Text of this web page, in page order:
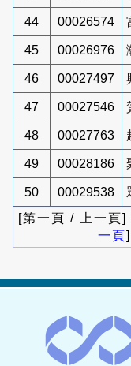
44 00026574
45 00026976
46 00027497
47 00027546
48 00027763
49 00028186
50 00029538
[第一頁 / 上一頁]
一頁